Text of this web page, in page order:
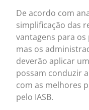
De acordo com
simplificação das
vantagens para
mas os
deverão aplicar
possam conduzir
com as melhores
pelo IASB.